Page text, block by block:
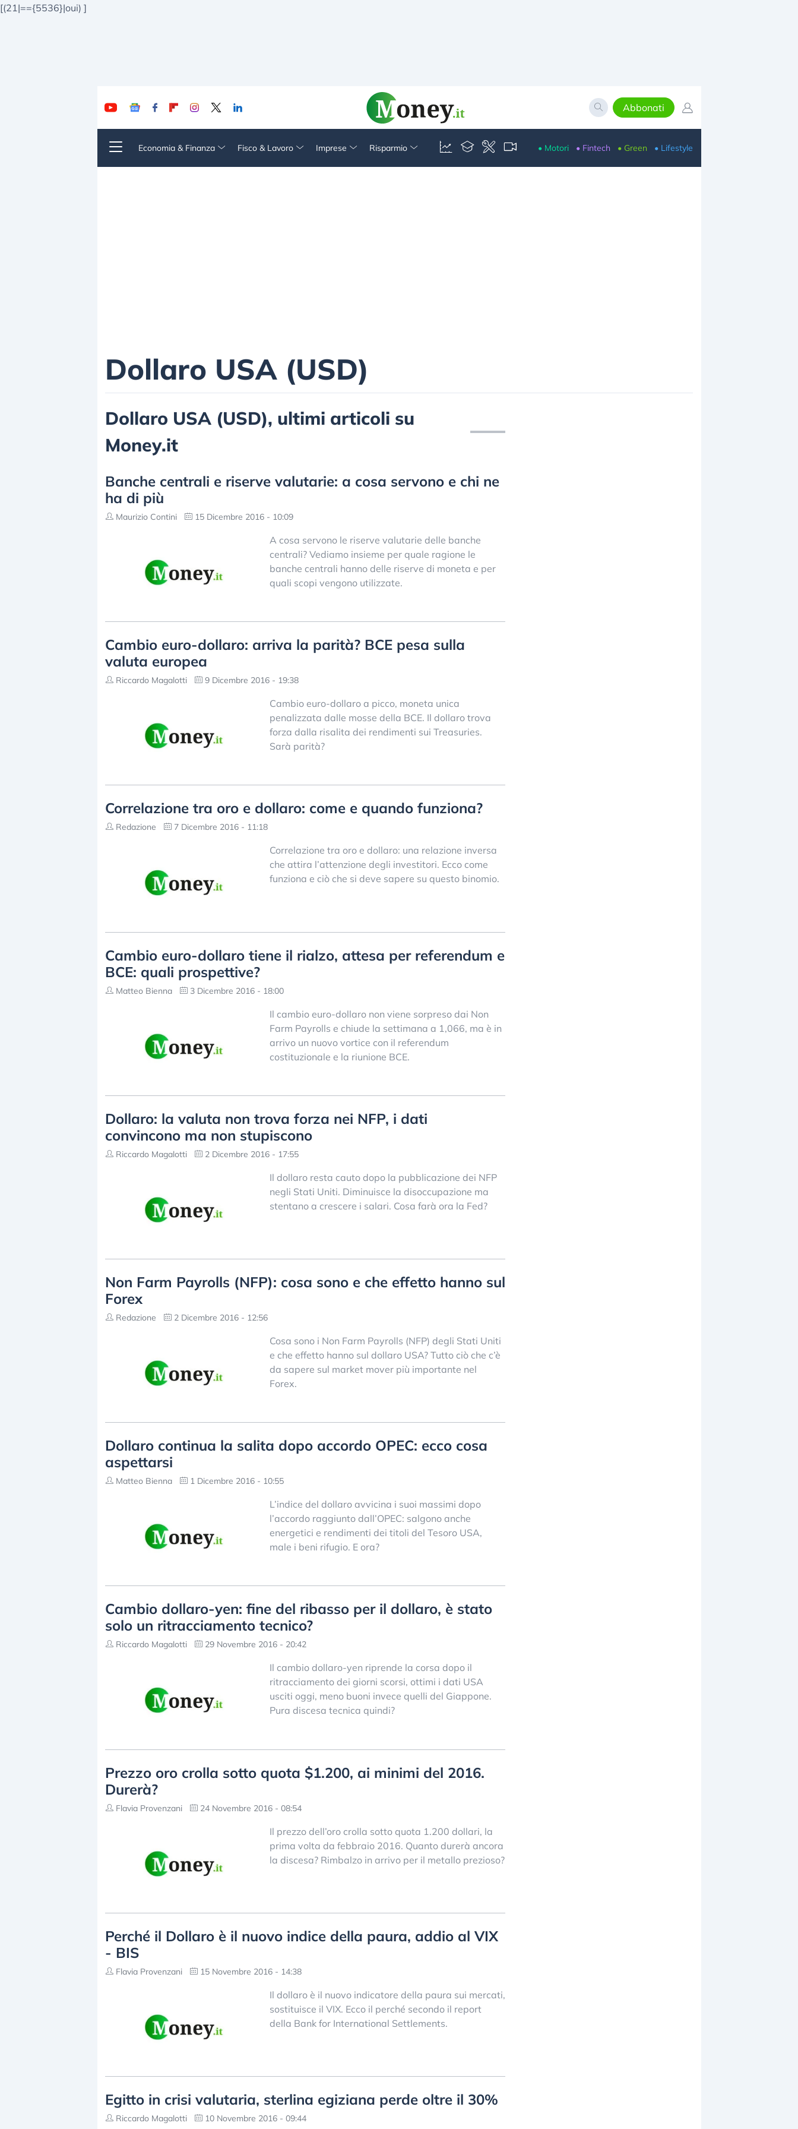
[(21|=={5536}|oui) ]
Abbonati
Economia & Finanza Fisco & Lavoro Imprese Risparmio • Motori • Fintech • Green • Lifestyle
Dollaro USA (USD)
Dollaro USA (USD), ultimi articoli su
Money.it
Banche centrali e riserve valutarie: a cosa servono e chi ne
ha di più
Maurizio Contini 15 Dicembre 2016 - 10:09
A cosa servono le riserve valutarie delle banche
centrali? Vediamo insieme per quale ragione le
banche centrali hanno delle riserve di moneta e per
quali scopi vengono utilizzate.
Cambio euro-dollaro: arriva la parità? BCE pesa sulla
valuta europea
Riccardo Magalotti 9 Dicembre 2016 - 19:38
Cambio euro-dollaro a picco, moneta unica
penalizzata dalle mosse della BCE. Il dollaro trova
forza dalla risalita dei rendimenti sui Treasuries.
Sarà parità?
Correlazione tra oro e dollaro: come e quando funziona?
Redazione 7 Dicembre 2016 - 11:18
Correlazione tra oro e dollaro: una relazione inversa
che attira l’attenzione degli investitori. Ecco come
funziona e ciò che si deve sapere su questo binomio.
Cambio euro-dollaro tiene il rialzo, attesa per referendum e
BCE: quali prospettive?
Matteo Bienna 3 Dicembre 2016 - 18:00
Il cambio euro-dollaro non viene sorpreso dai Non
Farm Payrolls e chiude la settimana a 1,066, ma è in
arrivo un nuovo vortice con il referendum
costituzionale e la riunione BCE.
Dollaro: la valuta non trova forza nei NFP, i dati
convincono ma non stupiscono
Riccardo Magalotti 2 Dicembre 2016 - 17:55
Il dollaro resta cauto dopo la pubblicazione dei NFP
negli Stati Uniti. Diminuisce la disoccupazione ma
stentano a crescere i salari. Cosa farà ora la Fed?
Non Farm Payrolls (NFP): cosa sono e che effetto hanno sul
Forex
Redazione 2 Dicembre 2016 - 12:56
Cosa sono i Non Farm Payrolls (NFP) degli Stati Uniti
e che effetto hanno sul dollaro USA? Tutto ciò che c’è
da sapere sul market mover più importante nel
Forex.
Dollaro continua la salita dopo accordo OPEC: ecco cosa
aspettarsi
Matteo Bienna 1 Dicembre 2016 - 10:55
L’indice del dollaro avvicina i suoi massimi dopo
l’accordo raggiunto dall’OPEC: salgono anche
energetici e rendimenti dei titoli del Tesoro USA,
male i beni rifugio. E ora?
Cambio dollaro-yen: fine del ribasso per il dollaro, è stato
solo un ritracciamento tecnico?
Riccardo Magalotti 29 Novembre 2016 - 20:42
Il cambio dollaro-yen riprende la corsa dopo il
ritracciamento dei giorni scorsi, ottimi i dati USA
usciti oggi, meno buoni invece quelli del Giappone.
Pura discesa tecnica quindi?
Prezzo oro crolla sotto quota $1.200, ai minimi del 2016.
Durerà?
Flavia Provenzani 24 Novembre 2016 - 08:54
Il prezzo dell’oro crolla sotto quota 1.200 dollari, la
prima volta da febbraio 2016. Quanto durerà ancora
la discesa? Rimbalzo in arrivo per il metallo prezioso?
Perché il Dollaro è il nuovo indice della paura, addio al VIX
- BIS
Flavia Provenzani 15 Novembre 2016 - 14:38
Il dollaro è il nuovo indicatore della paura sui mercati,
sostituisce il VIX. Ecco il perché secondo il report
della Bank for International Settlements.
Egitto in crisi valutaria, sterlina egiziana perde oltre il 30%
Riccardo Magalotti 10 Novembre 2016 - 09:44